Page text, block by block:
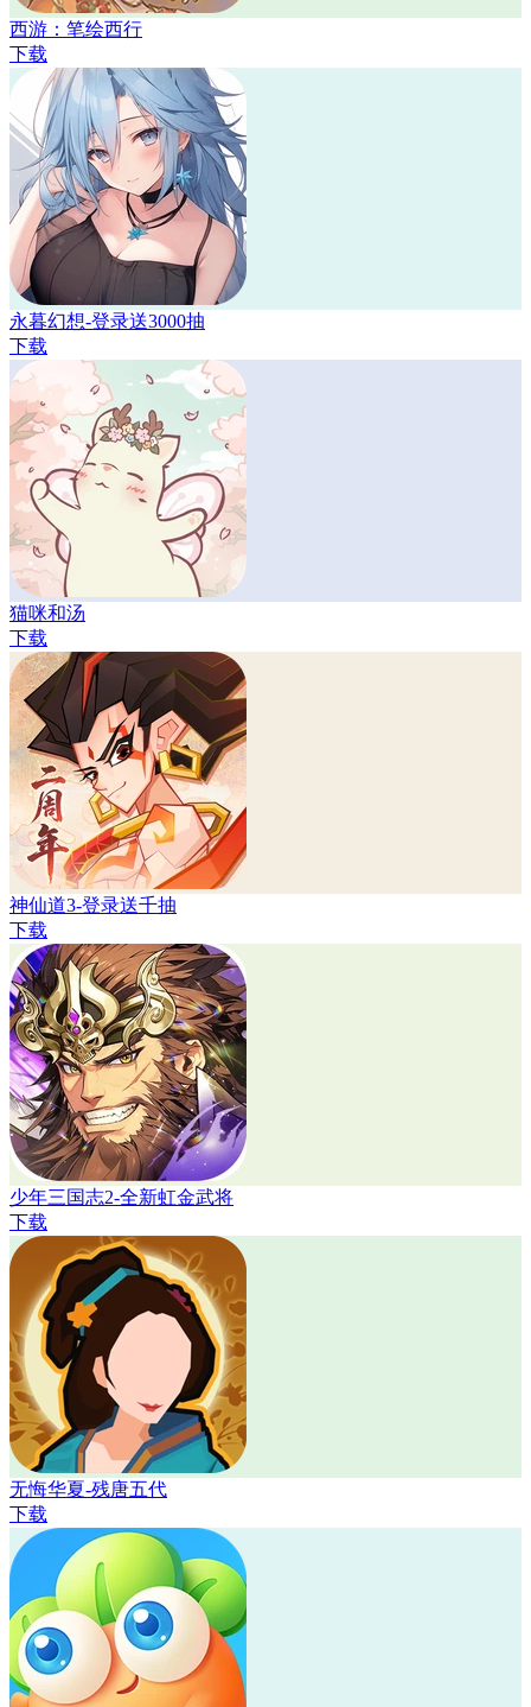
西游：笔绘西行
下载
永暮幻想-登录送3000抽
下载
猫咪和汤
下载
神仙道3-登录送千抽
下载
少年三国志2-全新虹金武将
下载
无悔华夏-残唐五代
下载